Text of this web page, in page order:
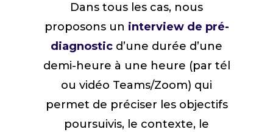
Dans tous les cas, nous
proposons un interview de pré-
diagnostic d’une durée d’une
demi-heure à une heure (par tél
ou vidéo Teams/Zoom) qui
permet de préciser les objectifs
poursuivis, le contexte, le